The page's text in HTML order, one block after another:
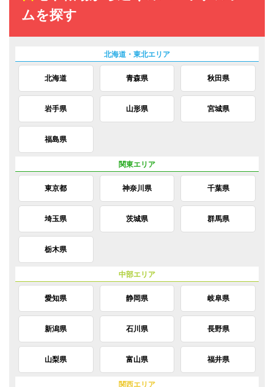
ムを探す
北海道 青森県 秋田県
岩手県 山形県 宮城県
福島県
東京都 神奈川県 千葉県
埼玉県 茨城県 群馬県
栃木県
愛知県 静岡県 岐阜県
新潟県 石川県 長野県
山梨県 富山県 福井県